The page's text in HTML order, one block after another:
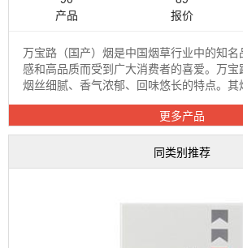
产品
报价
万宝路（国产）烟是中国烟草行业中的知
感和高品质而受到广大消费者的喜爱。万宝
烟丝细腻、香气浓郁、回味悠长的特点。
加工，确保每一根烟都能带来
更多产品
同类别推荐